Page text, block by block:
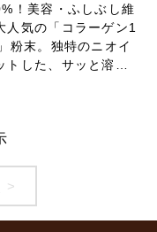
！美容・ふしぶし維
人気の「コラーゲン1
粉末。独特のニオイ
トした、サッと溶け
>